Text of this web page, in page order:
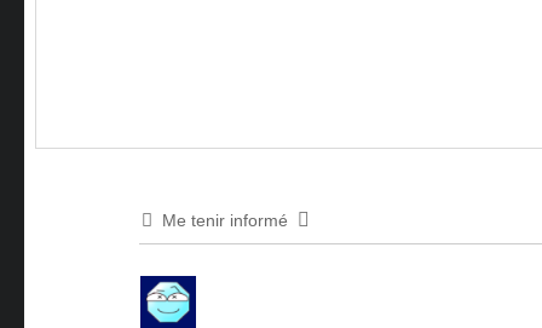
Me tenir informé